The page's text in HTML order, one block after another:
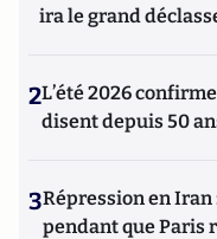
ira le grand
2L’été 2026
disent depuis 50
3Répression en Iran
pendant que Paris